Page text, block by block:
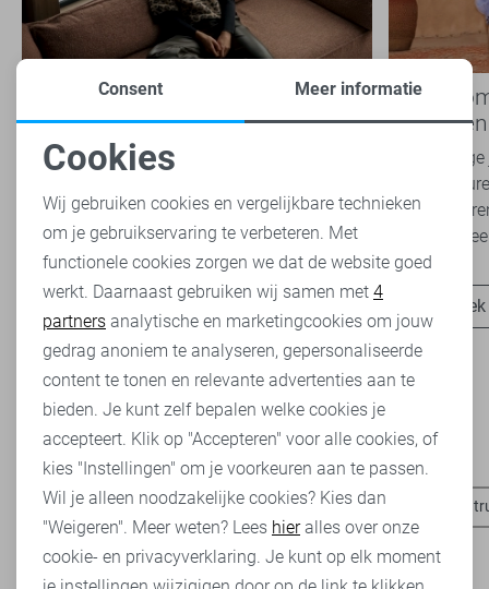
Nieuwe Lady Day najaarscollectie
2026 bij Sans: stijl en comfort in
travelkwaliteit
Het najaar vraagt om kleding die comfortabel,
Day najaarscollectie 2026 ben je helemaal
klaar voor...
Boho
overal
Van
zachte
Romance
het
Heb je dit al eens bekeken?
Garcia t-shirts Garcia blouses Garcia jeans Garcia
Noodzakelijke cookies
Personalisatie cookies
Analytische cookies
Marketing cookies
Consent Meer informatie
Cookies
Wij gebruiken cookies en vergelijkbare technieken
om je gebruikservaring te verbeteren. Met
functionele cookies zorgen we dat de website goed
werkt. Daarnaast gebruiken wij samen met 4
partners analytische en marketingcookies om jouw
gedrag anoniem te analyseren, gepersonaliseerde
content te tonen en relevante advertenties aan te
bieden. Je kunt zelf bepalen welke cookies je
accepteert. Klik op "Accepteren" voor alle cookies, of
kies "Instellingen" om je voorkeuren aan te passen.
Wil je alleen noodzakelijke cookies? Kies dan
"Weigeren". Meer weten? Lees hieralles over onze
cookie- en privacyverklaring. Je kunt op elk moment